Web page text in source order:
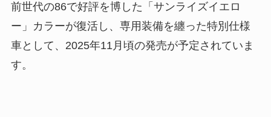
前世代の86で好評を博した「サンライズイエロ
ー」カラーが復活し、専用装備を纏った特別仕様
車として、2025年11月頃の発売が予定されていま
す。